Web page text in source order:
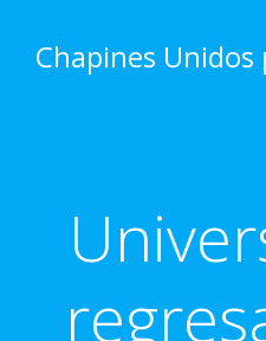
Chapines